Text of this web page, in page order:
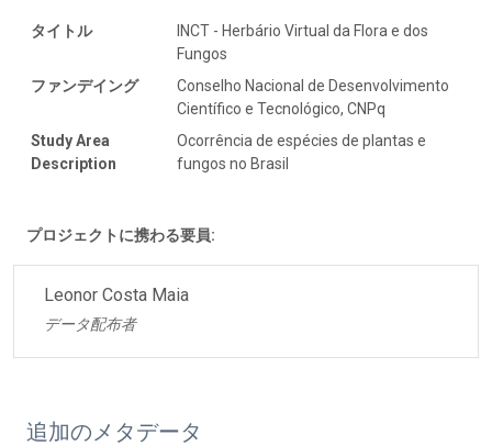
タイトル
INCT - Herbário Virtual da Flora e dos
Fungos
ファンデイング
Conselho Nacional de Desenvolvimento
Científico e Tecnológico, CNPq
Study Area
Description
Ocorrência de espécies de plantas e
fungos no Brasil
プロジェクトに携わる要員:
Leonor Costa Maia
データ配布者
追加のメタデータ